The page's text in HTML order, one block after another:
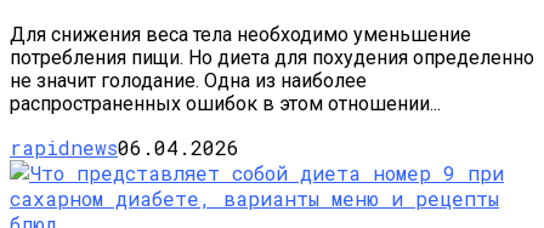
Для снижения веса тела необходимо уменьшение
потребления пищи. Но диета для похудения определенно
не значит голодание. Одна из наиболее
распространенных ошибок в этом отношении...
rapidnews06.04.2026